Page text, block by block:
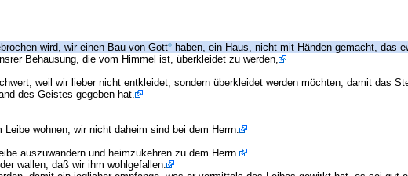
wird, wir einen Bau von Gott haben, ein Haus, nicht mit Händen gemacht, das
Behausung, die vom Himmel ist, überkleidet zu werden,
weil wir lieber nicht entkleidet, sondern überkleidet werden möchten, damit das
des Geistes gegeben hat.
wohnen, wir nicht daheim sind bei dem Herrn.
auszuwandern und heimzukehren zu dem Herrn.
wallen, daß wir ihm wohlgefallen.